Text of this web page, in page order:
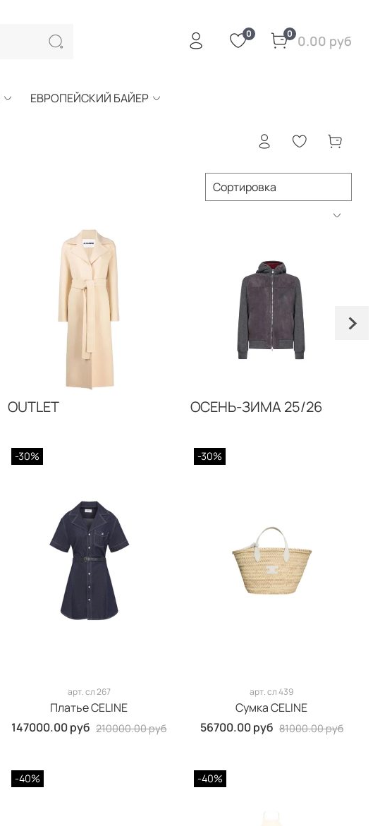
0 0 0.00 руб
ЕВРОПЕЙСКИЙ БАЙЕР
OUTLET ОСЕНЬ-ЗИМА 25/26
-30%
арт.сл 267
Платье CELINE
147000.00 руб 210000.00 руб
-30%
арт.сл 439
Сумка CELINE
56700.00 руб 81000.00 руб
-40% -40%